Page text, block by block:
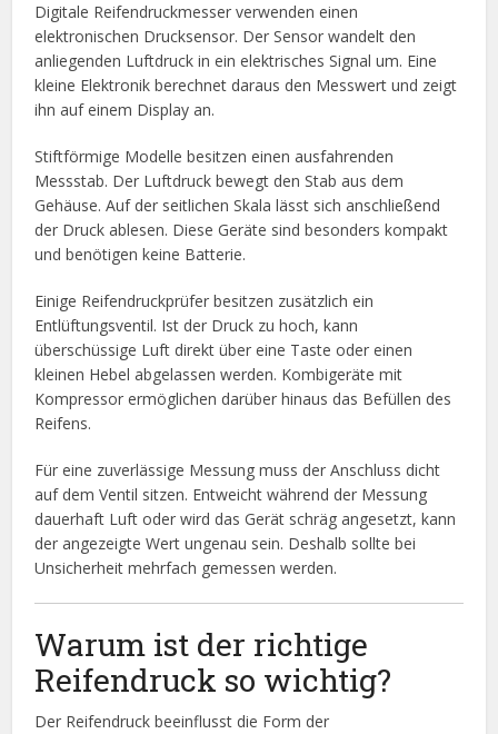
Digitale Reifendruckmesser verwenden einen
elektronischen Drucksensor. Der Sensor wandelt den
anliegenden Luftdruck in ein elektrisches Signal um. Eine
kleine Elektronik berechnet daraus den Messwert und zeigt
ihn auf einem Display an.
Stiftförmige Modelle besitzen einen ausfahrenden
Messstab. Der Luftdruck bewegt den Stab aus dem
Gehäuse. Auf der seitlichen Skala lässt sich anschließend
der Druck ablesen. Diese Geräte sind besonders kompakt
und benötigen keine Batterie.
Einige Reifendruckprüfer besitzen zusätzlich ein
Entlüftungsventil. Ist der Druck zu hoch, kann
überschüssige Luft direkt über eine Taste oder einen
kleinen Hebel abgelassen werden. Kombigeräte mit
Kompressor ermöglichen darüber hinaus das Befüllen des
Reifens.
Für eine zuverlässige Messung muss der Anschluss dicht
auf dem Ventil sitzen. Entweicht während der Messung
dauerhaft Luft oder wird das Gerät schräg angesetzt, kann
der angezeigte Wert ungenau sein. Deshalb sollte bei
Unsicherheit mehrfach gemessen werden.
Warum ist der richtige
Reifendruck so wichtig?
Der Reifendruck beeinflusst die Form der